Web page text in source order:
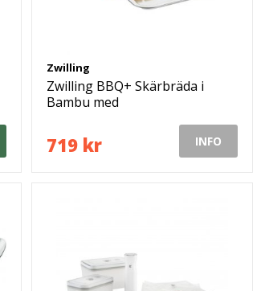
Zwilling
Zwilling BBQ+ Skärbräda i
Bambu med
719 kr INFO